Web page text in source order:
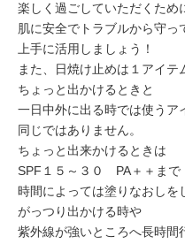
楽しく過ごしていただくため
肌に安全でトラブルから守っ
上手に活用しましょう！
また、日焼け止めは１アイテ
ちょっと出かけるときと
一日中外に出る時では使うア
同じではありません。
ちょっと出来かけるときは
SPF１５～３０ PA＋＋まで
時間によっては塗りなおしを
がっつり出かける時や
紫外線が強いところへ長時間